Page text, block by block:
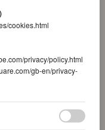
cookies.html
privacy/policy.html
gb-en/privacy-